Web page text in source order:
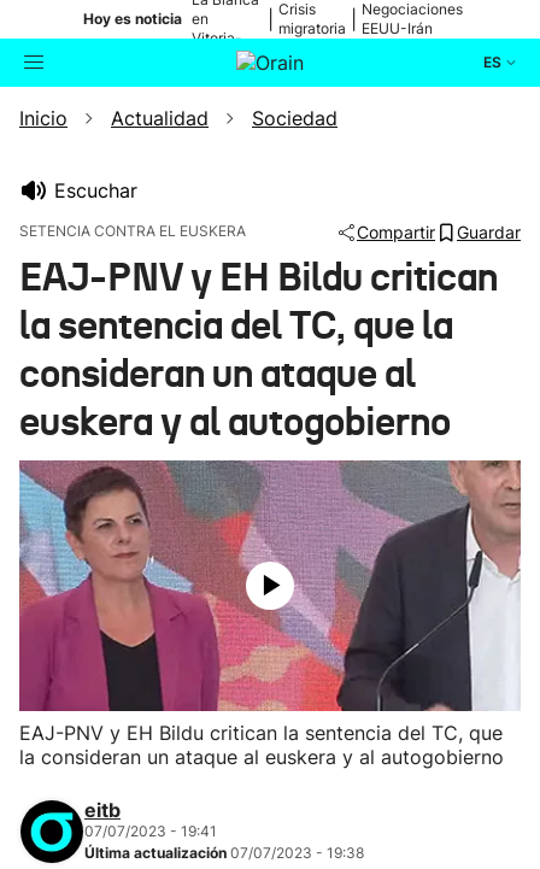
Hoy es noticia en
Vitoria-
Gasteiz
Crisis
migratoria
Negociaciones
EEUU-Irán
ES
Buscador Actualidad
Ikusmiran
Eguraldia
Inicio Actualidad Sociedad
Escuchar
SETENCIA CONTRA EL EUSKERA Compartir Guardar
EAJ-PNV y EH Bildu critican
la sentencia del TC, que la
consideran un ataque al
euskera y al autogobierno
EAJ-PNV y EH Bildu critican la sentencia del TC, que
la consideran un ataque al euskera y al autogobierno
eitb
07/07/2023 - 19:41
Última actualización 07/07/2023 - 19:38